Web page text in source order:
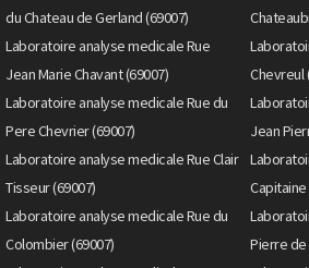
du Chateau de Gerland (69007)
Laboratoire analyse medicale Rue
Jean Marie Chavant (69007)
Chevreul
Laboratoire analyse medicale Rue du
Pere Chevrier (69007)
Jean
Laboratoire analyse medicale Rue Clair
Tisseur (69007)
Capitaine
Laboratoire analyse medicale Rue du
Colombier (69007)
Pierre de